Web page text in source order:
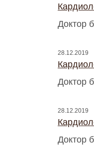
Доктор
28.12.2019
Доктор
28.12.2019
Доктор